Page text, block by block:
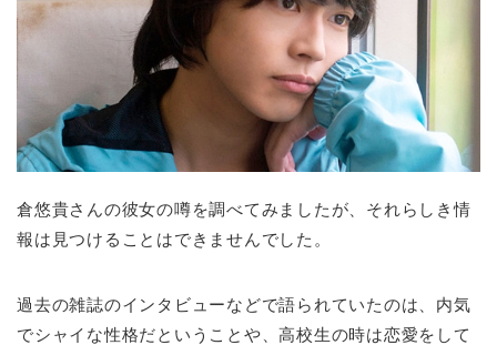
倉悠貴さんの彼女の噂を調べてみましたが、それらしき情
報は見つけることはできませんでした。
過去の雑誌のインタビューなどで語られていたのは、内気
でシャイな性格だということや、高校生の時は恋愛をして